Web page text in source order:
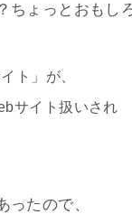
ょっとおもし
ト」が、
サイト扱いされ
ったので、